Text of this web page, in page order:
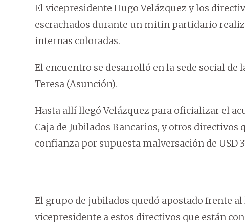
El vicepresidente Hugo Velázquez y los
escrachados durante un mitin partidario
internas coloradas.
El encuentro se desarrolló en la sede social de
Teresa (Asunción).
Hasta allí llegó Velázquez para oficializar el
Caja de Jubilados Bancarios, y otros
confianza por supuesta malversación de USD
El grupo de jubilados quedó apostado frente
vicepresidente a estos directivos que están